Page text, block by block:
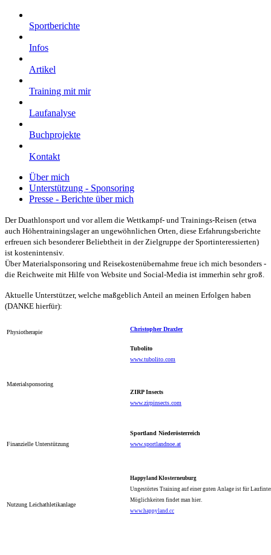
Sportberichte
Infos
Artikel
Training mit mir
Laufanalyse
Buchprojekte
Kontakt
Über mich
Unterstützung - Sponsoring
Presse - Berichte über mich
Der Duathlonsport und vor allem die Wettkampf- und Trainings-Reisen (etwa
auch Höhentrainingslager an ungewöhnlichen Orten, diese Erfahrungsberichte
erfreuen sich besonderer Beliebtheit in der Zielgruppe der Sportinteressierten)
ist kostenintensiv.
Über Materialsponsoring und Reisekostenübernahme freue ich mich besonders -
die Reichweite mit Hilfe von Website und Social-Media ist immerhin sehr groß.
Aktuelle Unterstützer, welche maßgeblich Anteil an meinen Erfolgen haben
(DANKE hierfür):
Physiotherapie Christopher Draxler
Materialsponsoring
Tubolito
www.tubolito.com
ZIRP Insects
www.zirpinsects.com
Finanzielle Unterstützung
Sportland Niederösterreich
www.sportlandnoe.at
Nutzung Leichathletikanlage
Happyland Klosterneuburg
Ungestörtes Training auf einer guten Anlage ist für
Möglichkeiten findet man hier.
www.happyland.cc